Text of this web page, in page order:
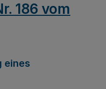
186 vom
eines